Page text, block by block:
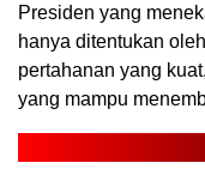
Presiden yang
hanya ditentukan
pertahanan yang
yang mampu